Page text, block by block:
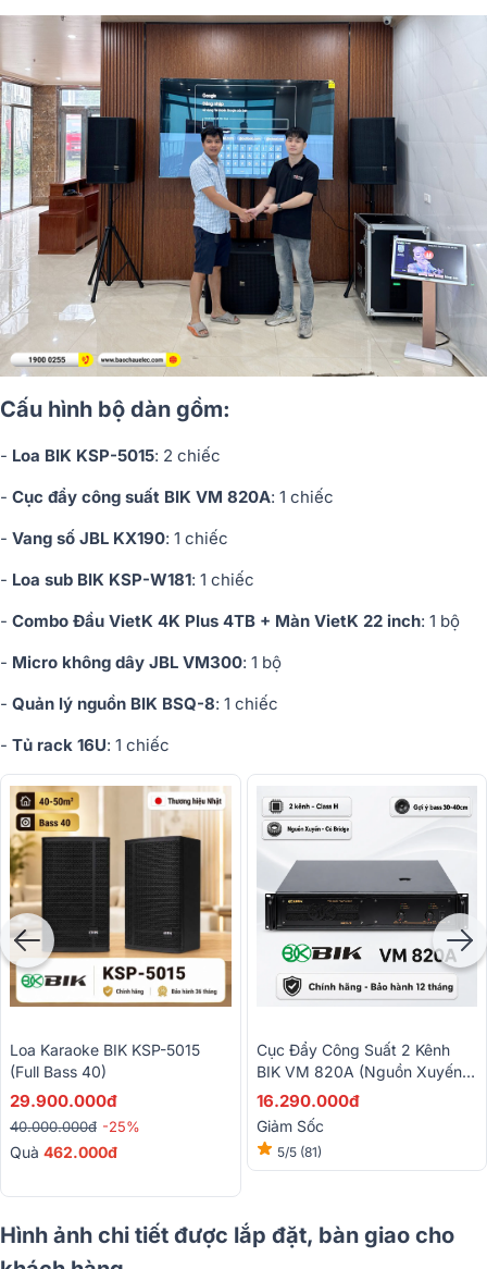
Cấu hình bộ dàn gồm:
- Loa BIK KSP-5015: 2 chiếc
- Cục đẩy công suất BIK VM 820A: 1 chiếc
- Vang số JBL KX190: 1 chiếc
- Loa sub BIK KSP-W181: 1 chiếc
- Combo Đầu VietK 4K Plus 4TB + Màn VietK 22 inch: 1 bộ
- Micro không dây JBL VM300: 1 bộ
- Quản lý nguồn BIK BSQ-8: 1 chiếc
- Tủ rack 16U: 1 chiếc
Loa Karaoke BIK KSP-5015
(Full Bass 40)
29.900.000đ
40.000.000đ -25%
Quà 462.000đ
Cục Đẩy Công Suất 2 Kênh
BIK VM 820A (Nguồn Xuyến,
Class H, 800W)
16.290.000đ
Giảm Sốc
5/5 (81)
Hình ảnh chi tiết được lắp đặt, bàn giao cho